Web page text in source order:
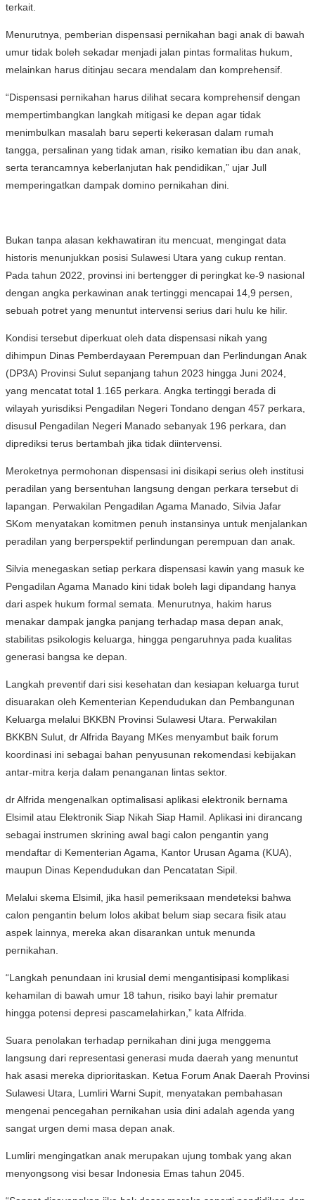
terkait.
Menurutnya, pemberian dispensasi pernikahan bagi anak di bawah
umur tidak boleh sekadar menjadi jalan pintas formalitas hukum,
melainkan harus ditinjau secara mendalam dan komprehensif.
“Dispensasi pernikahan harus dilihat secara komprehensif dengan
mempertimbangkan langkah mitigasi ke depan agar tidak
menimbulkan masalah baru seperti kekerasan dalam rumah
tangga, persalinan yang tidak aman, risiko kematian ibu dan anak,
serta terancamnya keberlanjutan hak pendidikan,” ujar Jull
memperingatkan dampak domino pernikahan dini.
Bukan tanpa alasan kekhawatiran itu mencuat, mengingat data
historis menunjukkan posisi Sulawesi Utara yang cukup rentan.
Pada tahun 2022, provinsi ini bertengger di peringkat ke-9 nasional
dengan angka perkawinan anak tertinggi mencapai 14,9 persen,
sebuah potret yang menuntut intervensi serius dari hulu ke hilir.
Kondisi tersebut diperkuat oleh data dispensasi nikah yang
dihimpun Dinas Pemberdayaan Perempuan dan Perlindungan Anak
(DP3A) Provinsi Sulut sepanjang tahun 2023 hingga Juni 2024,
yang mencatat total 1.165 perkara. Angka tertinggi berada di
wilayah yurisdiksi Pengadilan Negeri Tondano dengan 457 perkara,
disusul Pengadilan Negeri Manado sebanyak 196 perkara, dan
diprediksi terus bertambah jika tidak diintervensi.
Meroketnya permohonan dispensasi ini disikapi serius oleh institusi
peradilan yang bersentuhan langsung dengan perkara tersebut di
lapangan. Perwakilan Pengadilan Agama Manado, Silvia Jafar
SKom menyatakan komitmen penuh instansinya untuk menjalankan
peradilan yang berperspektif perlindungan perempuan dan anak.
Silvia menegaskan setiap perkara dispensasi kawin yang masuk ke
Pengadilan Agama Manado kini tidak boleh lagi dipandang hanya
dari aspek hukum formal semata. Menurutnya, hakim harus
menakar dampak jangka panjang terhadap masa depan anak,
stabilitas psikologis keluarga, hingga pengaruhnya pada kualitas
generasi bangsa ke depan.
Langkah preventif dari sisi kesehatan dan kesiapan keluarga turut
disuarakan oleh Kementerian Kependudukan dan Pembangunan
Keluarga melalui BKKBN Provinsi Sulawesi Utara. Perwakilan
BKKBN Sulut, dr Alfrida Bayang MKes menyambut baik forum
koordinasi ini sebagai bahan penyusunan rekomendasi kebijakan
antar-mitra kerja dalam penanganan lintas sektor.
dr Alfrida mengenalkan optimalisasi aplikasi elektronik bernama
Elsimil atau Elektronik Siap Nikah Siap Hamil. Aplikasi ini dirancang
sebagai instrumen skrining awal bagi calon pengantin yang
mendaftar di Kementerian Agama, Kantor Urusan Agama (KUA),
maupun Dinas Kependudukan dan Pencatatan Sipil.
Melalui skema Elsimil, jika hasil pemeriksaan mendeteksi bahwa
calon pengantin belum lolos akibat belum siap secara fisik atau
aspek lainnya, mereka akan disarankan untuk menunda
pernikahan.
“Langkah penundaan ini krusial demi mengantisipasi komplikasi
kehamilan di bawah umur 18 tahun, risiko bayi lahir prematur
hingga potensi depresi pascamelahirkan,” kata Alfrida.
Suara penolakan terhadap pernikahan dini juga menggema
langsung dari representasi generasi muda daerah yang menuntut
hak asasi mereka diprioritaskan. Ketua Forum Anak Daerah Provinsi
Sulawesi Utara, Lumliri Warni Supit, menyatakan pembahasan
mengenai pencegahan pernikahan usia dini adalah agenda yang
sangat urgen demi masa depan anak.
Lumliri mengingatkan anak merupakan ujung tombak yang akan
menyongsong visi besar Indonesia Emas tahun 2045.